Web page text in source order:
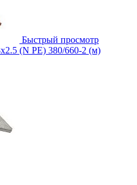
Быстрый просмотр
(N PE) 380/660-2 (м)